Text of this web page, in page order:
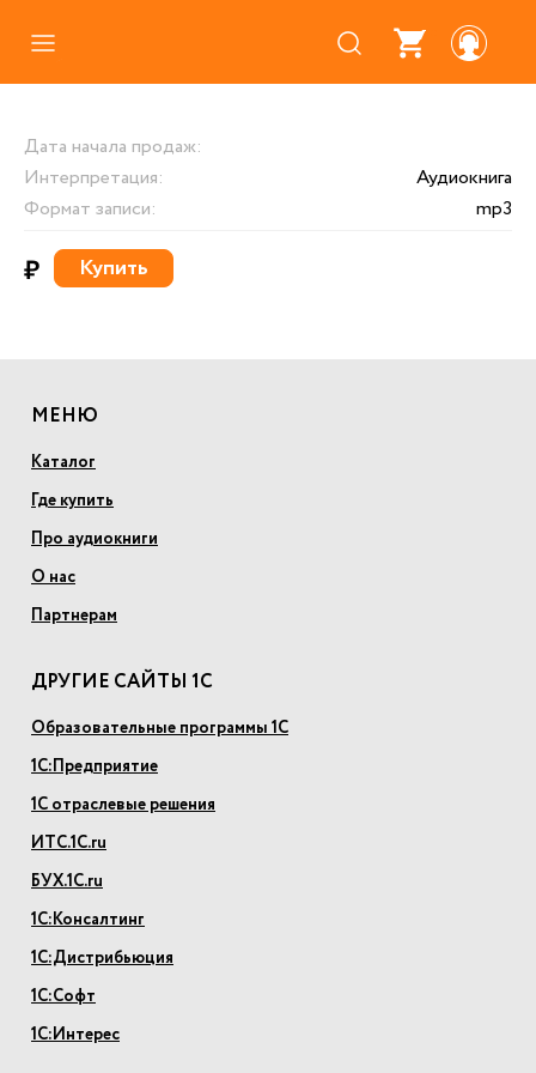
Где купить
Про аудиокниги
О нас
Дата начала продаж:
Интерпретация:
Аудиокнига
Формат записи:
mp3
₽ Купить
МЕНЮ
Каталог
Где купить
Про аудиокниги
О нас
Партнерам
ДРУГИЕ САЙТЫ 1С
Образовательные программы 1С
1С:Предприятие
1С отраслевые решения
ИТС.1С.ru
БУХ.1С.ru
1С:Консалтинг
1С:Дистрибьюция
1С:Софт
1С:Интерес